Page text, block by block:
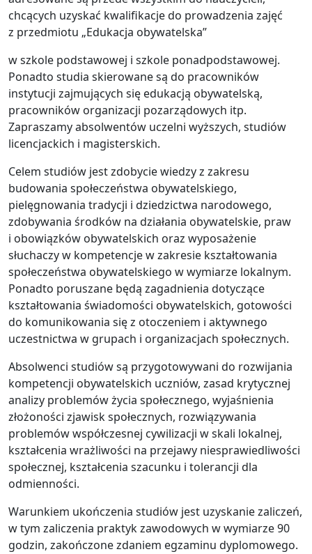
chcących uzyskać kwalifikacje do prowadzenia zajęć
z przedmiotu „Edukacja obywatelska”
w szkole podstawowej i szkole ponadpodstawowej.
Ponadto studia skierowane są do pracowników
instytucji zajmujących się edukacją obywatelską,
pracowników organizacji pozarządowych itp.
Zapraszamy absolwentów uczelni wyższych, studiów
licencjackich i magisterskich.
Celem studiów jest zdobycie wiedzy z zakresu
budowania społeczeństwa obywatelskiego,
pielęgnowania tradycji i dziedzictwa narodowego,
zdobywania środków na działania obywatelskie, praw
i obowiązków obywatelskich oraz wyposażenie
słuchaczy w kompetencje w zakresie kształtowania
społeczeństwa obywatelskiego w wymiarze lokalnym.
Ponadto poruszane będą zagadnienia dotyczące
kształtowania świadomości obywatelskich, gotowości
do komunikowania się z otoczeniem i aktywnego
uczestnictwa w grupach i organizacjach społecznych.
Absolwenci studiów są przygotowywani do rozwijania
kompetencji obywatelskich uczniów, zasad krytycznej
analizy problemów życia społecznego, wyjaśnienia
złożoności zjawisk społecznych, rozwiązywania
problemów współczesnej cywilizacji w skali lokalnej,
kształcenia wrażliwości na przejawy niesprawiedliwości
społecznej, kształcenia szacunku i tolerancji dla
odmienności.
Warunkiem ukończenia studiów jest uzyskanie zaliczeń,
w tym zaliczenia praktyk zawodowych w wymiarze 90
godzin, zakończone zdaniem egzaminu dyplomowego.